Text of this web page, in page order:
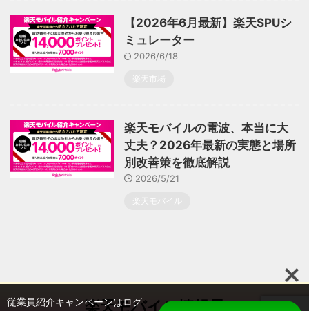
【2026年6月最新】楽天SPUシ
ミュレーター
2026/6/18
楽天市場
楽天モバイルの電波、本当に大
丈夫？2026年最新の実態と場所
別改善策を徹底解説
2026/5/21
楽天モバイル
楽天モバイル情報局
従業員紹介キャンペーンはログ